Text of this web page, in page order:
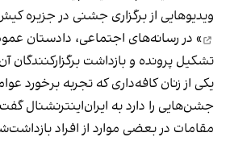
ویدیوهایی از برگزاری جشنی در جزیره
» در رسانه‌های اجتماعی، دادستان
تشکیل پرونده و بازداشت برگزارکنندگان
یکی از زنان کافه‌داری که تجربه برخورد
جشن‌هایی را دارد به ایران‌اینترنشنال
مقامات در بعضی موارد از افراد